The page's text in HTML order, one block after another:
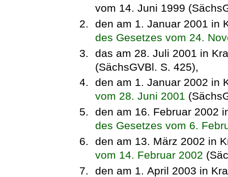
vom 14. Juni 1999
den am 1. Januar 2001 in
des Gesetzes vom 24.
das am 28. Juli 2001 in
(SächsGVBl. S. 425),
den am 1. Januar 2002 in
vom 28. Juni 2001
den am 16. Februar 2002
des Gesetzes vom 6.
den am 13. März 2002 in
vom 14. Februar 2002
den am 1. April 2003 in